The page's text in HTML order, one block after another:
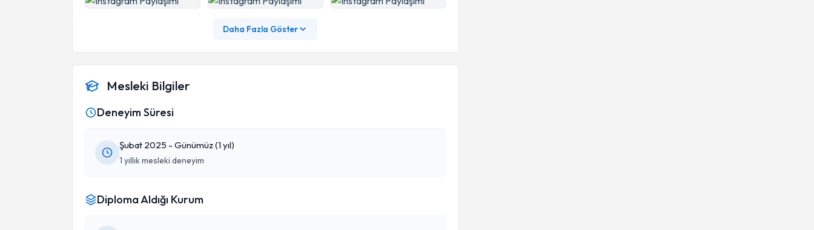
Daha Fazla Göster
Mesleki Bilgiler
Deneyim Süresi
Şubat 2025 - Günümüz (1 yıl)
1 yıllık mesleki deneyim
Diploma Aldığı Kurum